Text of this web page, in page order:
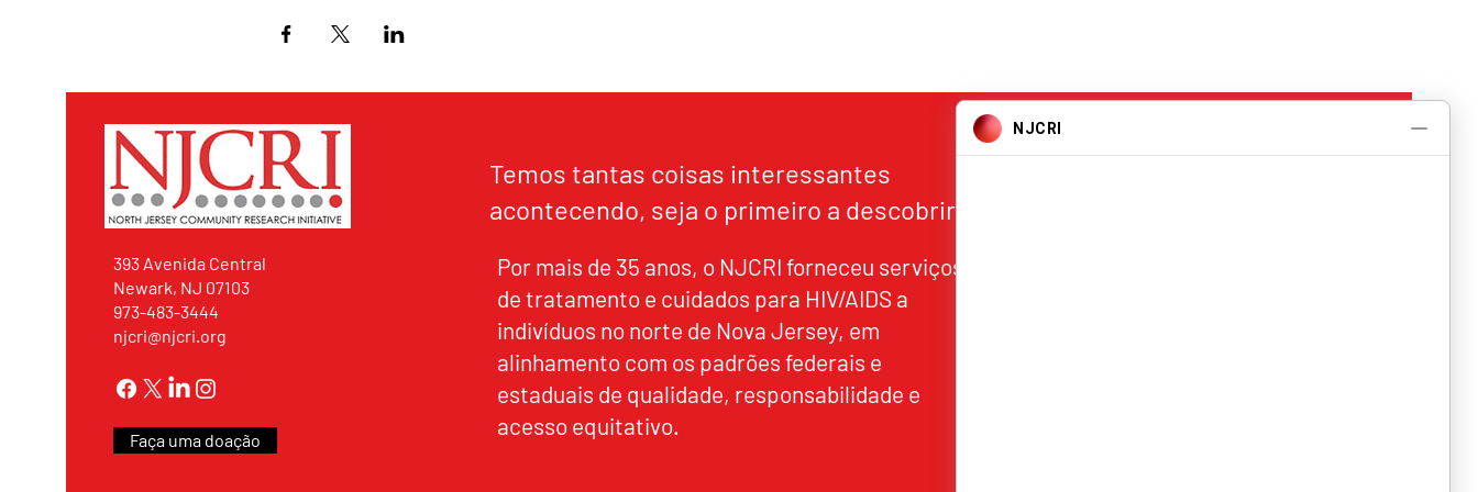
393 Avenida Central
Newark, NJ 07103
973-483-3444
njcri@njcri.org
Faça uma doação
Temos tantas coisas interessantes
acontecendo, seja o primeiro a descobrir!
Por mais de 35 anos, o NJCRI forneceu serviços
de tratamento e cuidados para HIV/AIDS a
indivíduos no norte de Nova Jersey, em
alinhamento com os padrões federais e
estaduais de qualidade, responsabilidade e
acesso equitativo.